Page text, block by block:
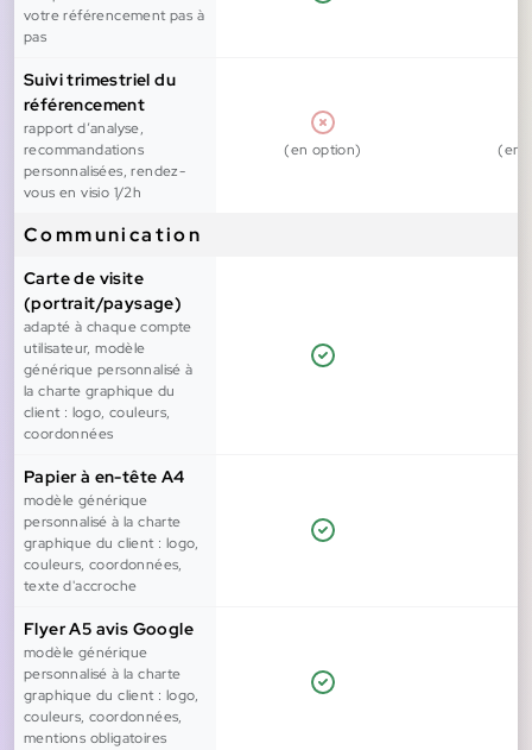
votre référencement pas à
pas
Suivi trimestriel du
référencement
rapport d’analyse,
recommandations
personnalisées, rendez-
vous en visio 1/2h
(en option) (en
Communication
Carte de visite
(portrait/paysage)
adapté à chaque compte
utilisateur, modèle
générique personnalisé à
la charte graphique du
client : logo, couleurs,
coordonnées
Papier à en-tête A4
modèle générique
personnalisé à la charte
graphique du client : logo,
couleurs, coordonnées,
texte d'accroche
Flyer A5 avis Google
modèle générique
personnalisé à la charte
graphique du client : logo,
couleurs, coordonnées,
mentions obligatoires